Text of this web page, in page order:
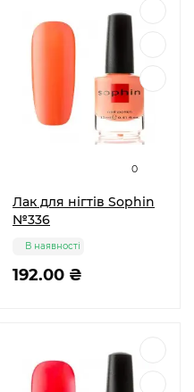
0
Лак для нігтів Sophin
№336
192.00 ₴
В наявності